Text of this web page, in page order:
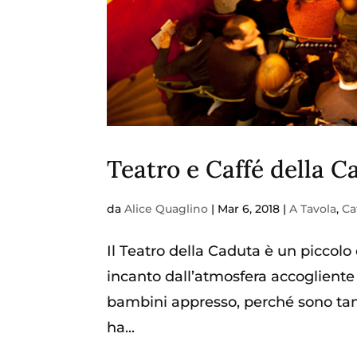
Teatro e Caffé della
daAlice Quaglino | Mar 6, 2018 |A Tavola,
Il Teatro della Caduta è un
incanto dall’atmosfera
bambini appresso, perché sono
ha...